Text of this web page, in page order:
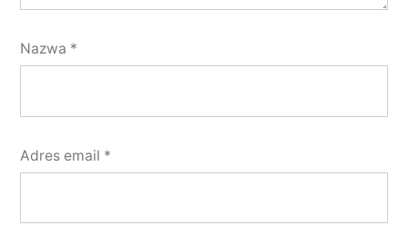
Nazwa *
Adres email *